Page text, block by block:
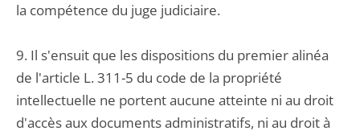
la compétence du juge judiciaire.
9. Il s'ensuit que les dispositions du premier alinéa
de l'article L. 311-5 du code de la propriété
intellectuelle ne portent aucune atteinte ni au droit
d'accès aux documents administratifs, ni au droit à